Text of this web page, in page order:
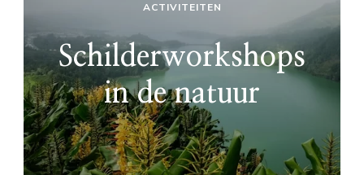
ACTIVITEITEN
Schilderworkshops
in de natuur